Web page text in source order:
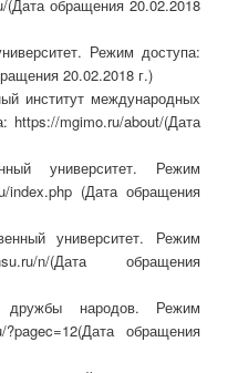
(Дата обращения 20.02.2018
Режим доступа:
20.02.2018 г.)
институт международных
https://mgimo.ru/about/(Дата
университет. Режим
index.php (Дата обращения
университет. Режим
n/(Дата обращения
дружбы народов. Режим
?pagec=12(Дата обращения